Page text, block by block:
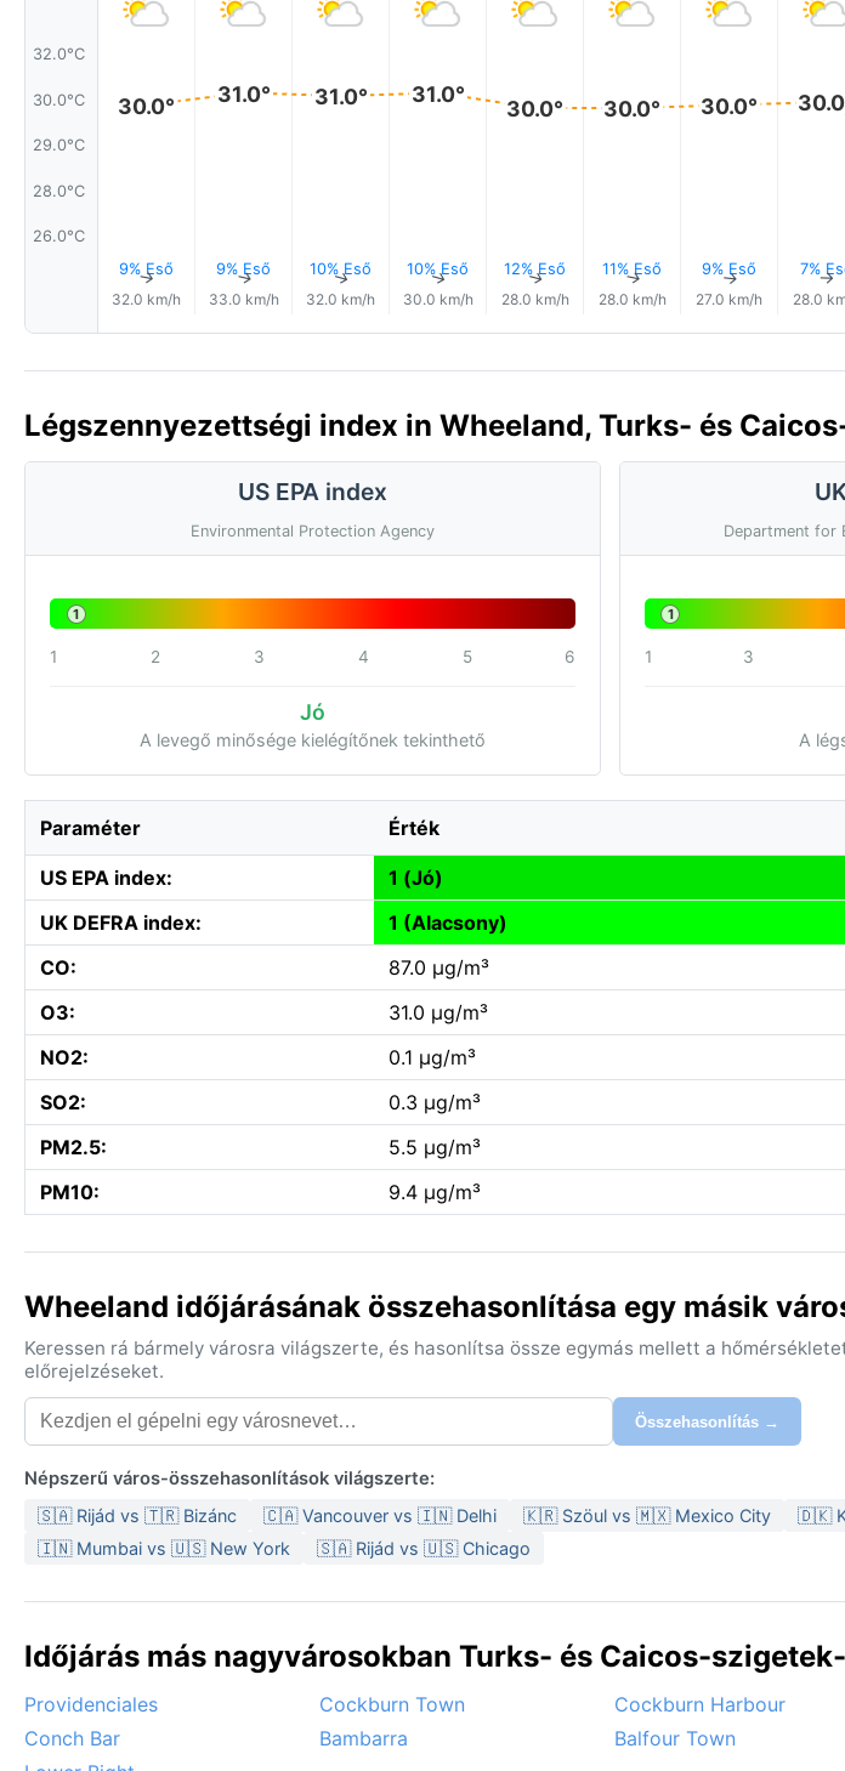
32.0°C
30.0°C
29.0°C
28.0°C
26.0°C
30.0°
9% Eső
↑
32.0 km/h
31.0°
9% Eső
↑
33.0 km/h
31.0°
10% Eső
↑
32.0 km/h
31.0°
10% Eső
↑
30.0 km/h
30.0°
12% Eső
↑
28.0 km/h
30.0°
11% Eső
↑
28.0 km/h
30.0°
9% Eső
↑
27.0 km/h
7%
↑
28.0
Légszennyezettségi index in Wheeland, Turks- és
US EPA index
Environmental Protection Agency
1
1 2 3 4 5 6
Jó
A levegő minősége kielégítőnek tekinthető
Department for
1
1 3
A
Paraméter Érték
US EPA index:
1 (Jó)
UK DEFRA index:
1 (Alacsony)
CO:
87.0 µg/m³
O3:
31.0 µg/m³
NO2:
0.1 µg/m³
SO2:
0.3 µg/m³
PM2.5:
5.5 µg/m³
PM10:
9.4 µg/m³
Wheeland időjárásának összehasonlítása egy másik
Keressen rá bármely városra világszerte, és hasonlítsa össze egymás mellett a
előrejelzéseket.
Összehasonlítás →
Népszerű város-összehasonlítások világszerte:
🇸🇦 Rijád vs 🇹🇷 Bizánc 🇨🇦 Vancouver vs 🇮🇳 Delhi 🇰🇷 Szöul vs 🇲🇽 Mexico City
🇩🇰
🇮🇳 Mumbai vs 🇺🇸 New York
🇸🇦 Rijád vs 🇺🇸 Chicago
Időjárás más nagyvárosokban Turks- és Caicos-
Providenciales Cockburn Town Cockburn Harbour
Conch Bar
Bambarra Balfour Town